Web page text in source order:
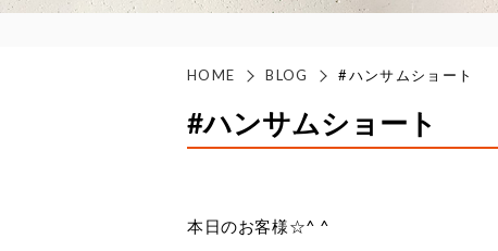
HOME BLOG #ハンサムショート
#ハンサムショート
本日のお客様☆^ ^